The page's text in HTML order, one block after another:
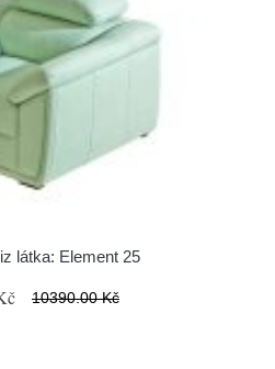
látka: Element 25
10390.00 Kč